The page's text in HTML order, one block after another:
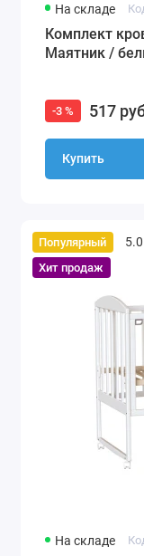
На складе
Комплект
Маятник /
-3 % 517
Купить
Популярный
Хит продаж
5.0
На складе